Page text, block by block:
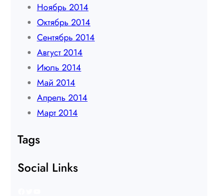
Ноябрь 2014
Октябрь 2014
Сентябрь 2014
Август 2014
Июль 2014
Май 2014
Апрель 2014
Март 2014
Tags
Social Links